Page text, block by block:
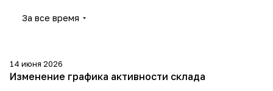
За все время
14 июня 2026
Изменение графика активности склада